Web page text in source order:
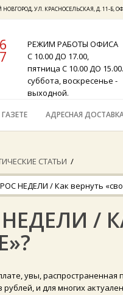
УЛ. КРАСНОСЕЛЬСКАЯ, Д. 11-Б,
РЕЖИМ РАБОТЫ ОФИСА
С 10.00 ДО 17.00,
пятница С 10.00 ДО 15.00.
суббота, воскресенье -
выходной.
АДРЕСНАЯ
СТАТЬИ /
/
увы,
и для многих